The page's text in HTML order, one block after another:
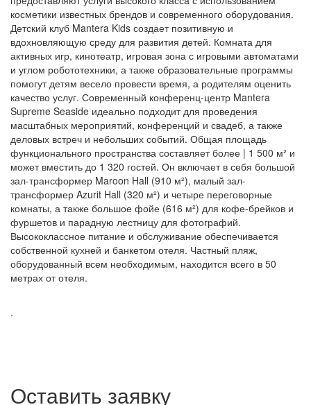
косметики известных брендов и современного оборудования.
Детский клуб Mantera Kids создает позитивную и
вдохновляющую среду для развития детей. Комната для
активных игр, кинотеатр, игровая зона с игровыми автоматами
и углом робототехники, а также образовательные программы
помогут детям весело провести время, а родителям оценить
качество услуг. Современный конференц-центр Mantera
Supreme Seaside идеально подходит для проведения
масштабных мероприятий, конференций и свадеб, а также
деловых встреч и небольших событий. Общая площадь
функционального пространства составляет более | 1 500 м² и
может вместить до 1 320 гостей. Он включает в себя большой
зал-трансформер Maroon Hall (910 м²), малый зал-
трансформер Azurit Hall (320 м²) и четыре переговорные
комнаты, а также большое фойе (616 м²) для кофе-брейков и
фуршетов и парадную лестницу для фотографий.
Высококлассное питание и обслуживание обеспечивается
собственной кухней и банкетом отеля. Частный пляж,
оборудованный всем необходимым, находится всего в 50
метрах от отеля.
.
Оставить заявку